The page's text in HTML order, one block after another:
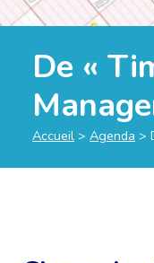
De «
Accueil > Agenda >